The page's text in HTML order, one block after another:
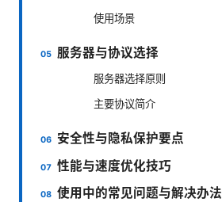
使用场景
服务器与协议选择
服务器选择原则
主要协议简介
安全性与隐私保护要点
性能与速度优化技巧
使用中的常见问题与解决办法